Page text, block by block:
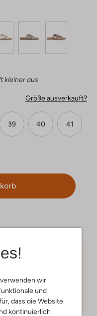
wir
und
dass die Website
kontinuierlich
kleiner aus
Größe ausverkauft?
39 40 41
Omoda
Rückgaberecht